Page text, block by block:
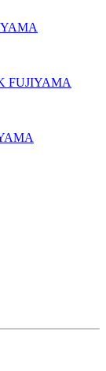
FUJIYAMA